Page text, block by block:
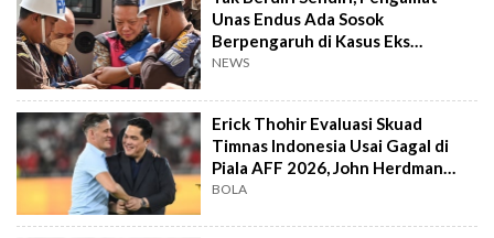
Unas Endus Ada Sosok
Berpengaruh di Kasus Eks
Jampidsus
NEWS
Erick Thohir Evaluasi Skuad
Timnas Indonesia Usai Gagal di
Piala AFF 2026, John Herdman
Out?
BOLA